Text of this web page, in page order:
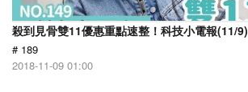
殺到見骨雙11優惠重點速整！科技小電報(11/9)
# 189
2018-11-09 01:00